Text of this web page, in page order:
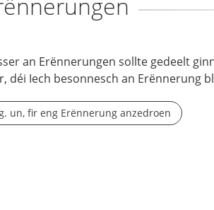
an Erënnerungen sollte gedeelt
déi Iech besonnesch an Erënnerung
un, fir eng Erënnerung anzedroen